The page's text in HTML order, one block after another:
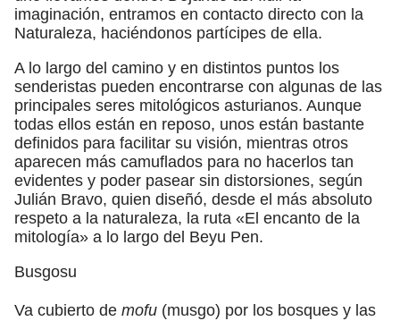
imaginación, entramos en contacto directo con la
Naturaleza, haciéndonos partícipes de ella.
A lo largo del camino y en distintos puntos los
senderistas pueden encontrarse con algunas de las
principales seres mitológicos asturianos. Aunque
todas ellos están en reposo, unos están bastante
definidos para facilitar su visión, mientras otros
aparecen más camuflados para no hacerlos tan
evidentes y poder pasear sin distorsiones, según
Julián Bravo, quien diseñó, desde el más absoluto
respeto a la naturaleza, la ruta «El encanto de la
mitología» a lo largo del Beyu Pen.
Busgosu
Va cubierto de mofu (musgo) por los bosques y las